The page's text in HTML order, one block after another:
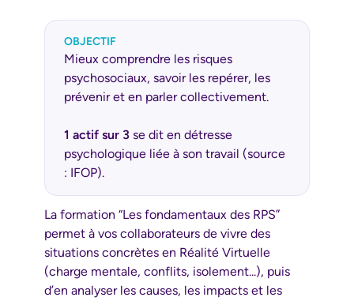
OBJECTIF
Mieux comprendre les risques
psychosociaux, savoir les repérer, les
prévenir et en parler collectivement.
1 actif sur 3 se dit en détresse
psychologique liée à son travail (source
: IFOP).
La formation “Les fondamentaux des RPS”
permet à vos collaborateurs de vivre des
situations concrètes en Réalité Virtuelle
(charge mentale, conflits, isolement...), puis
d’en analyser les causes, les impacts et les